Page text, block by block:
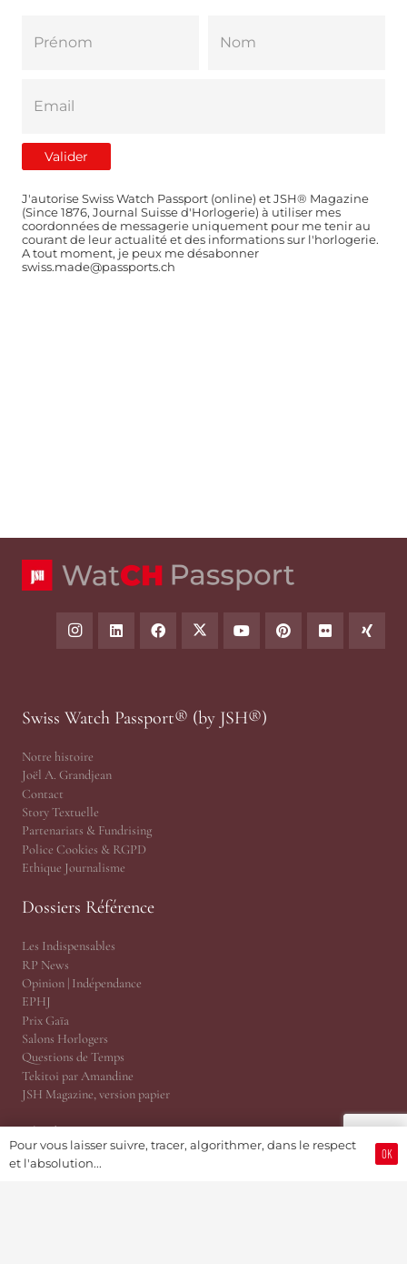
J'autorise Swiss Watch Passport (online) et JSH® Magazine
(Since 1876, Journal Suisse d'Horlogerie) à utiliser mes
coordonnées de messagerie uniquement pour me tenir au
courant de leur actualité et des informations sur l'horlogerie.
A tout moment, je peux me désabonner
swiss.made@passports.ch
Swiss Watch Passport® (by JSH®)
Notre histoire
Joël A. Grandjean
Contact
Story Textuelle
Partenariats & Fundrising
Police Cookies & RGPD
Ethique Journalisme
Dossiers Référence
Les Indispensables
RP News
Opinion | Indépendance
EPHJ
Prix Gaïa
Salons Horlogers
Questions de Temps
Tekitoi par Amandine
JSH Magazine, version papier
Planète JSH 1876
@TRP, Cabinet ès Relations Publiques
Pour vous laisser suivre, tracer, algorithmer, dans le respect
et l'absolution...
OK